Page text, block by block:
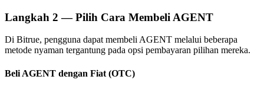
Pelajari Staking
Pelajari tentang mendapatkan penghasilan pasif
Bitrue
AI
Langkah 2 — Pilih Cara Membeli AGENT
Di Bitrue, pengguna dapat membeli AGENT melalui beberapa
metode nyaman tergantung pada opsi pembayaran pilihan mereka.
Beli AGENT dengan Fiat (OTC)